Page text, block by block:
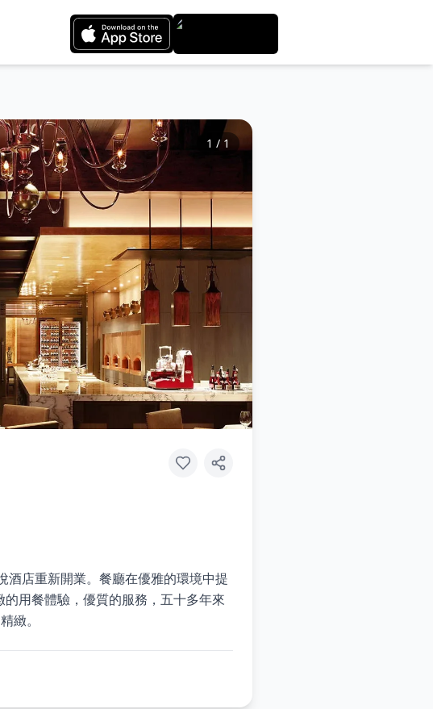
1 / 1
店重新開業。餐廳在優雅的環境中提
用餐體驗，優質的服務，五十多年來
緻。